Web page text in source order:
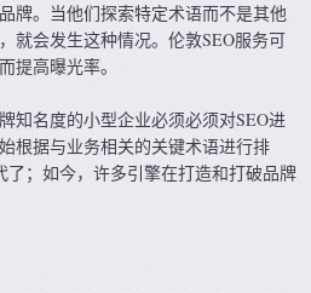
牌。当他们探索特定术语而不是其他
就会发生这种情况。伦敦SEO服务可
提高曝光率。
知名度的小型企业必须必须对SEO进
根据与业务相关的关键术语进行排
了；如今，许多引擎在打造和打破品牌